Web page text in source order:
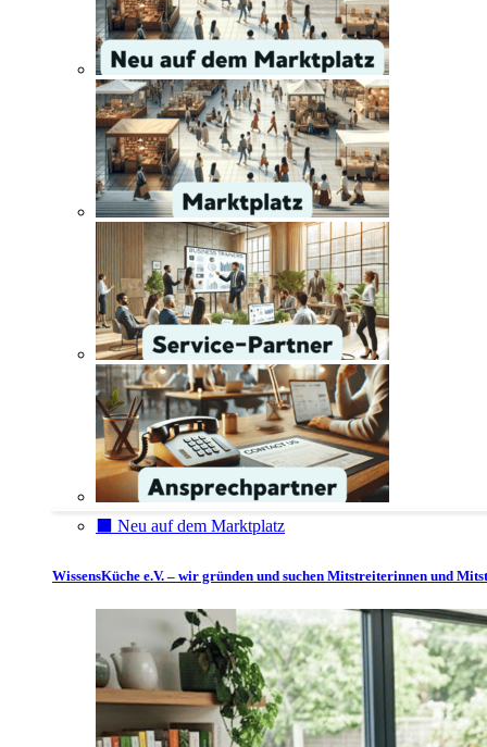
⬛️ Neu auf dem Marktplatz
WissensKüche e.V. – wir gründen und suchen Mitstreiterinnen und